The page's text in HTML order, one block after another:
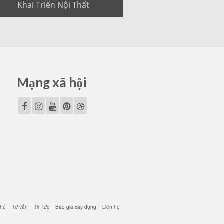
Khai Triển Nội Thất
Mạng xã hội
Tư vấn Tin tức Báo giá xây dựng Liên hệ